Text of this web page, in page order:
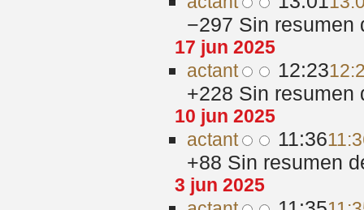
−297 Sin resumen
17 jun 2025
actant 12:23
+228 Sin resumen
10 jun 2025
actant 11:36
+88 Sin resumen
3 jun 2025